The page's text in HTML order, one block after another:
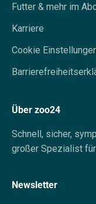
Futter & mehr im
Karriere
Cookie
Über zoo24
Schnell, sicher,
großer Spezialist
Newsletter